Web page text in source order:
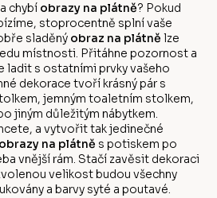
chybí obrazy na plátně? Pokud
stoprocentně splní vaše
sladěný obraz na plátně lze
místnosti. Přitáhne pozornost a
ladit s ostatními prvky vašeho
dekorace tvoří krásný pár s
jemným toaletním stolkem,
jiným důležitým nábytkem.
a vytvořit tak jedinečné
obrazy na plátně s potiskem po
vnější rám. Stačí zavěsit dekoraci
velikost budou všechny
a barvy syté a poutavé.